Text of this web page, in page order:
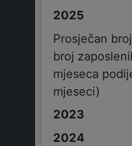
Prosječan
broj
mjeseca
mjeseci)